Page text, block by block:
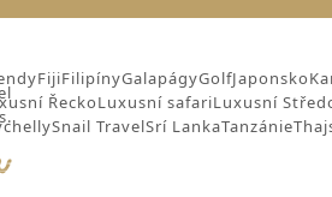
FijiFilipínyGalapágyGolfJaponsko
ŘeckoLuxusní safariLuxusní
Snail TravelSrí LankaTanzánie